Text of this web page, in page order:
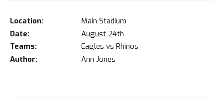
Location:
Main Stadium
Date:
August 24th
Teams:
Eagles vs Rhinos
Author:
Ann Jones